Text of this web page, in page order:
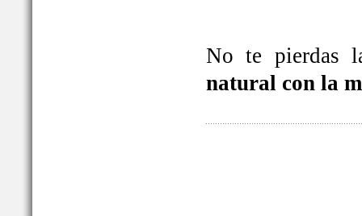
No te pierdas
natural con la